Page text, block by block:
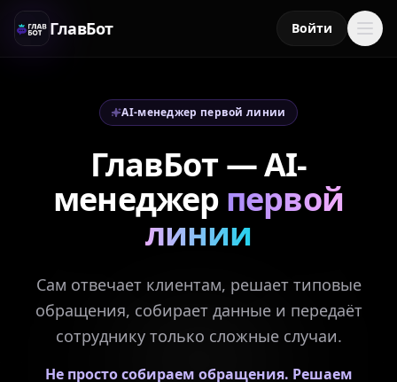
ГлавБот Войти
AI-менеджер первой линии
ГЛАВБОТ
ГлавБот — AI-
менеджер первой
линии
Сам отвечает клиентам, решает типовые
обращения, собирает данные и передаёт
сотруднику только сложные случаи.
Не просто собираем обращения. Решаем